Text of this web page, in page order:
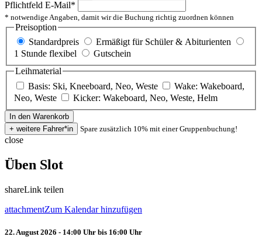
Pflichtfeld E-Mail*
* notwendige Angaben, damit wir die Buchung richtig zuordnen können
Preisoption
Standardpreis
Ermäßigt für Schüler & Abiturienten
1 Stunde flexibel
Gutschein
Leihmaterial
Basis: Ski, Kneeboard, Neo, Weste
Wake: Wakeboard,
Neo, Weste
Kicker: Wakeboard, Neo, Weste, Helm
Spare zusätzlich 10% mit einer Gruppenbuchung!
close
Üben Slot
shareLink teilen
attachmentZum Kalendar hinzufügen
22. August 2026 - 14:00 Uhr bis 16:00 Uhr